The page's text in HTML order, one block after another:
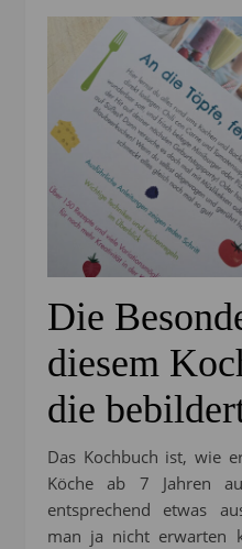
Die
diesem
die
Das Kochbuch ist, wie
Köche ab 7 Jahren
entsprechend etwas
man ja nicht erwarten